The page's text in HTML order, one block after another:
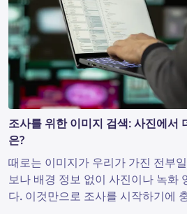
조사를 위한 이미지 검색: 사진에서
은?
때로는 이미지가 우리가 가진 전부
보나 배경 정보 없이 사진이나 녹화
다. 이것만으로 조사를 시작하기에